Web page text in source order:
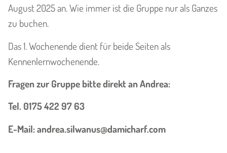
August 2025 an. Wie immer ist die Gruppe nur als Ganzes
zu buchen.
Das 1. Wochenende dient für beide Seiten als
Kennenlernwochenende.
Fragen zur Gruppe bitte direkt an Andrea:
Tel. 0175 422 97 63
E-Mail: andrea.silwanus@damicharf.com